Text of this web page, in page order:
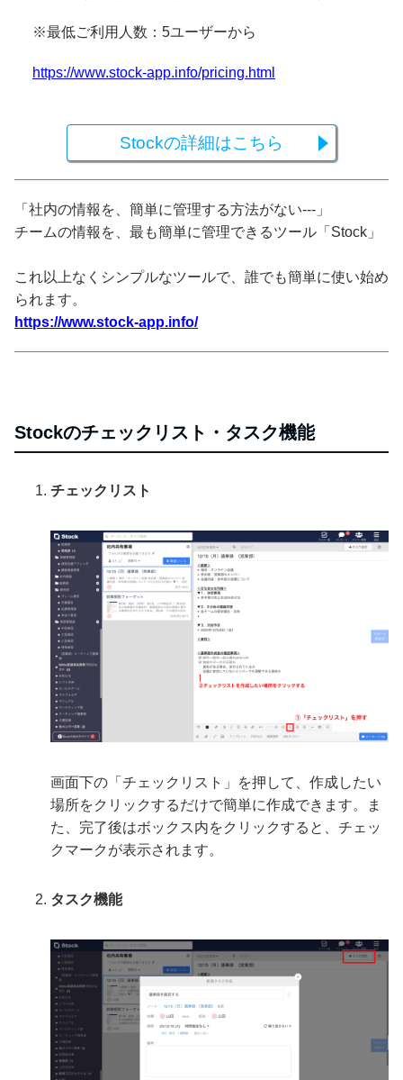
※最低ご利用人数：5ユーザーから
https://www.stock-app.info/pricing.html
Stockの詳細はこちら
「社内の情報を、簡単に管理する方法がない---」
チームの情報を、最も簡単に管理できるツール「Stock」
これ以上なくシンプルなツールで、誰でも簡単に使い始め
られます。
https://www.stock-app.info/
Stockのチェックリスト・タスク機能
チェックリスト
画面下の「チェックリスト」を押して、作成したい
場所をクリックするだけで簡単に作成できます。ま
た、完了後はボックス内をクリックすると、チェッ
クマークが表示されます。
タスク機能